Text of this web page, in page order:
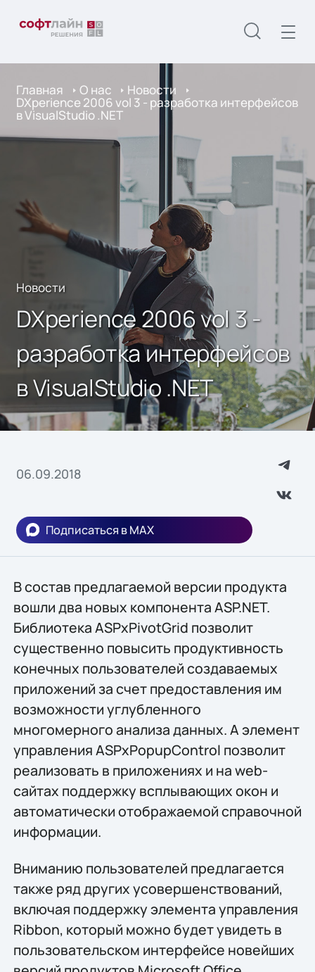
Главная О нас Новости
DXperience 2006 vol 3 - разработка интерфейсов
в VisualStudio .NET
Новости
DXperience 2006 vol 3 -
разработка интерфейсов
в VisualStudio .NET
06.09.2018
Подписаться в MAX
В состав предлагаемой версии продукта
вошли два новых компонента ASP.NET.
Библиотека ASPxPivotGrid позволит
существенно повысить продуктивность
конечных пользователей создаваемых
приложений за счет предоставления им
возможности углубленного
многомерного анализа данных. А элемент
управления ASPxPopupControl позволит
реализовать в приложениях и на web-
сайтах поддержку всплывающих окон и
автоматически отображаемой справочной
информации.
Вниманию пользователей предлагается
также ряд других усовершенствований,
включая поддержку элемента управления
Ribbon, который можно будет увидеть в
пользовательском интерфейсе новейших